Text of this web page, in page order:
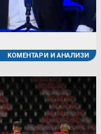
КОМЕНТАРИ И АНАЛИЗИ